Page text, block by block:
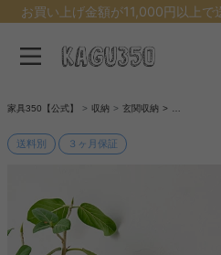
お買い上げ金額が11,000円以上で
家具350【公式】 収納 玄関収納
送料別 ３ヶ月保証